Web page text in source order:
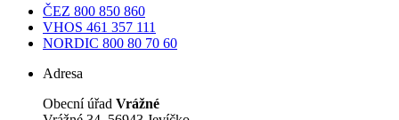
ČEZ 800 850 860
VHOS 461 357 111
NORDIC 800 80 70 60
Adresa
Obecní úřad Vrážné